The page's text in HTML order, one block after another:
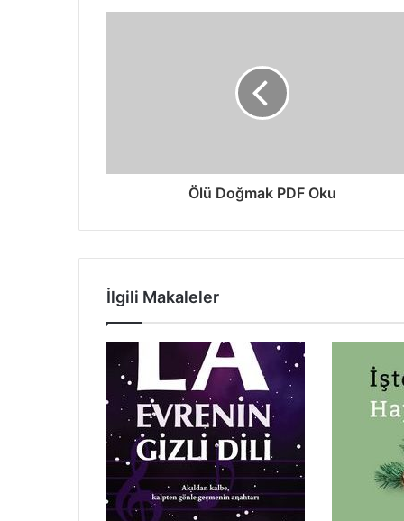
Ölü Doğmak PDF Oku
İlgili Makaleler